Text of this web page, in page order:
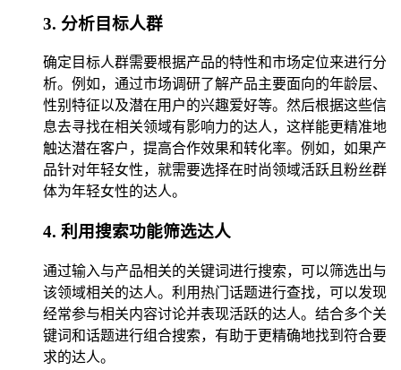
3. 分析目标人群
确定目标人群需要根据产品的特性和市场定位来进行分
析。例如，通过市场调研了解产品主要面向的年龄层、
性别特征以及潜在用户的兴趣爱好等。然后根据这些信
息去寻找在相关领域有影响力的达人，这样能更精准地
触达潜在客户，提高合作效果和转化率。例如，如果产
品针对年轻女性，就需要选择在时尚领域活跃且粉丝群
体为年轻女性的达人。
4. 利用搜索功能筛选达人
通过输入与产品相关的关键词进行搜索，可以筛选出与
该领域相关的达人。利用热门话题进行查找，可以发现
经常参与相关内容讨论并表现活跃的达人。结合多个关
键词和话题进行组合搜索，有助于更精确地找到符合要
求的达人。